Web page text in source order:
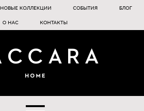
НОВЫЕ КОЛЛЕКЦИИ СОБЫТИЯ БЛОГ
О НАС КОНТАКТЫ